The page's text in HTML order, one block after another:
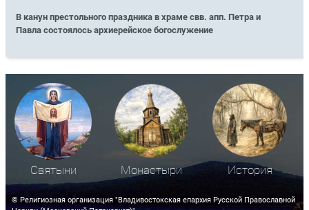
В канун престольного праздника в храме свв. апп. Петра и
Павла состоялось архиерейское богослужение
Святыни Монастыри История
© Религиозная организация "Владивостокская епархия Русской Православной